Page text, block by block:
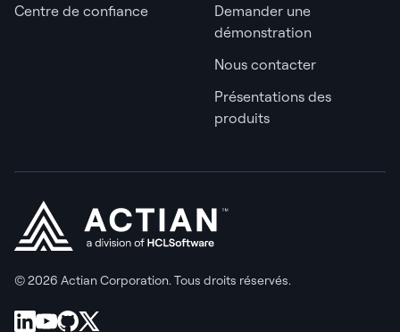
Centre de confiance
Demander une
démonstration
Nous contacter
Présentations des
produits
© 2026 Actian Corporation. Tous droits réservés.